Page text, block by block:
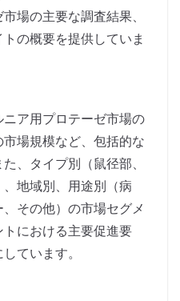
場の主要な調査結果、
の概要を提供していま
ア用プロテーゼ市場の
場規模など、包括的な
、タイプ別（鼠径部、
地域別、用途別（病
その他）の市場セグメ
における主要促進要
ています。